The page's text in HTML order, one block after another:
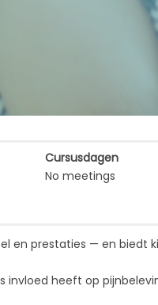
Cursusdagen
No meetings
en prestaties — en biedt
invloed heeft op